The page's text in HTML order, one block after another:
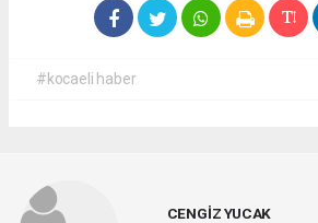
#kocaeli haber
CENGİZ YUCAK